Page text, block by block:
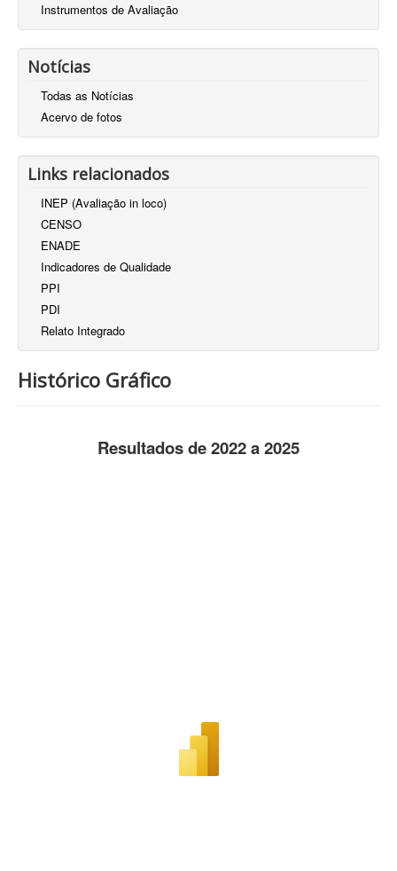
Instrumentos de Avaliação
Notícias
Todas as Notícias
Acervo de fotos
Links relacionados
INEP (Avaliação in loco)
CENSO
ENADE
Indicadores de Qualidade
PPI
PDI
Relato Integrado
Histórico Gráfico
Resultados de 2022 a 2025